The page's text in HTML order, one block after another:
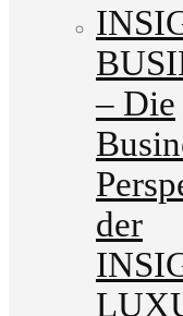
– Die
der